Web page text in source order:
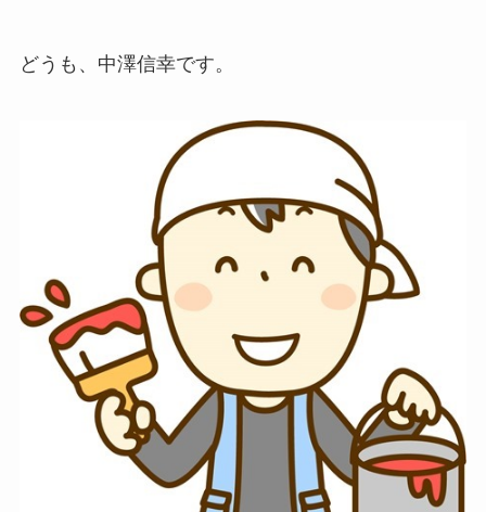
どうも、中澤信幸です。